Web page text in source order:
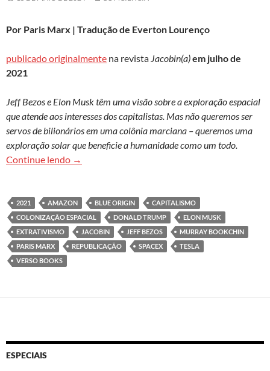
Por Paris Marx | Tradução de Everton Lourenço
publicado originalmente na revista Jacobin(a)em julho de
2021
Jeff Bezos e Elon Musk têm uma visão sobre a exploração espacial
que atende aos interesses dos capitalistas. Mas não queremos ser
servos de bilionários em uma colônia marciana – queremos uma
exploração solar que beneficie a humanidade como um todo.
Continue lendo Diga sim à exploração do espaço e não ao
→
2021 AMAZON BLUE ORIGIN
CAPITALISMO
COLONIZAÇÃO ESPACIAL
DONALD TRUMP
ELON MUSK
EXTRATIVISMO
JACOBIN JEFF BEZOS
MURRAY BOOKCHIN
PARIS MARX
REPUBLICAÇÃO SPACEX
TESLA
VERSO BOOKS
ESPECIAIS